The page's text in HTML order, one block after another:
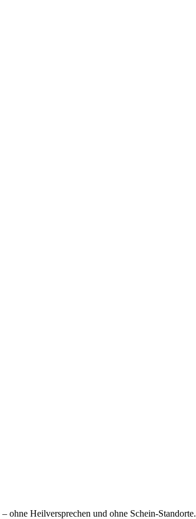
ohne Heilversprechen und ohne Schein-Standorte.